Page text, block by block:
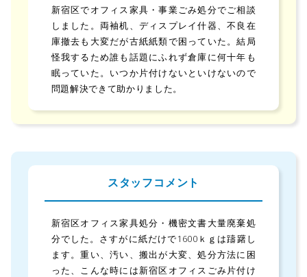
新宿区でオフィス家具・事業ごみ処分でご相談
しました。両袖机、ディスプレイ什器、不良在
庫撤去も大変だが古紙紙類で困っていた。結局
怪我するため誰も話題にふれず倉庫に何十年も
眠っていた。いつか片付けないといけないので
問題解決できて助かりました。
スタッフコメント
新宿区オフィス家具処分・機密文書大量廃棄処
分でした。さすがに紙だけで1600ｋｇは躊躇し
ます。重い、汚い、搬出が大変、処分方法に困
った、こんな時には新宿区オフィスごみ片付け